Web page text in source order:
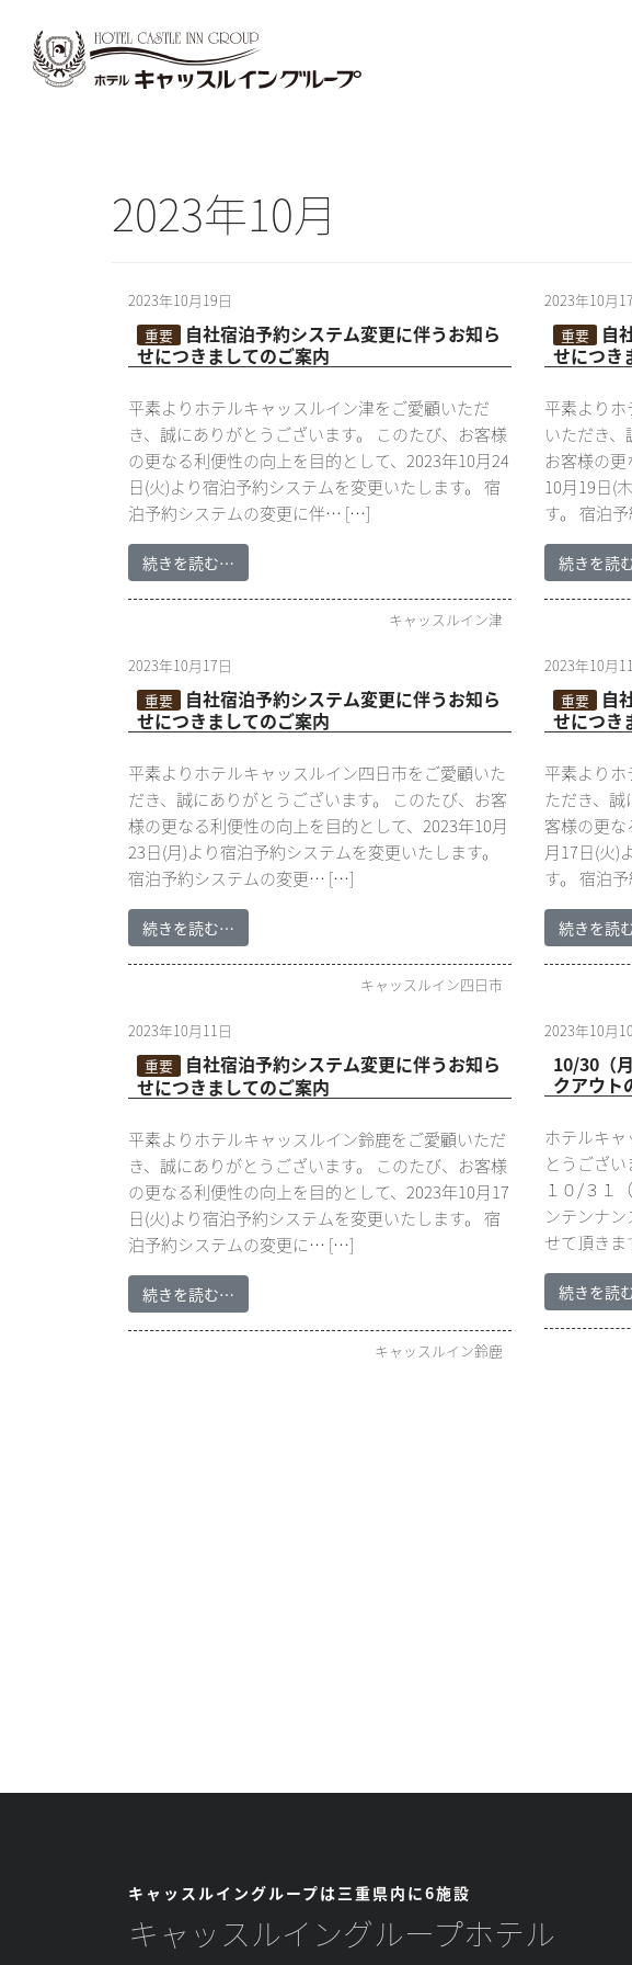
2023年10月
2023年10月19日
重要
自社宿泊予約システム変更に伴うお知ら
せにつきましてのご案内
平素よりホテルキャッスルイン津をご愛顧いただ
き、誠にありがとうございます。 このたび、お客様
の更なる利便性の向上を目的として、2023年10月24
日(火)より宿泊予約システムを変更いたします。 宿
泊予約システムの変更に伴… […]
続きを読む…
キャッスルイン津
2023年10月
重要
自
せにつき
平素より
いただき、
お客様の
10月19日(
す。 宿泊
続きを読
2023年10月17日
重要
自社宿泊予約システム変更に伴うお知ら
せにつきましてのご案内
平素よりホテルキャッスルイン四日市をご愛顧いた
だき、誠にありがとうございます。 このたび、お客
様の更なる利便性の向上を目的として、2023年10月
23日(月)より宿泊予約システムを変更いたします。
宿泊予約システムの変更… […]
続きを読む…
キャッスルイン四日市
2023年10月
重要
自
せにつき
平素より
ただき、誠
客様の更な
月17日(火)
す。 宿泊
続きを読
2023年10月11日
重要
自社宿泊予約システム変更に伴うお知ら
せにつきましてのご案内
平素よりホテルキャッスルイン鈴鹿をご愛顧いただ
き、誠にありがとうございます。 このたび、お客様
の更なる利便性の向上を目的として、2023年10月17
日(火)より宿泊予約システムを変更いたします。 宿
泊予約システムの変更に… […]
続きを読む…
キャッスルイン鈴鹿
2023年10月
10/30（
クアウト
ホテルキ
とうござ
１０/３１
ンテンナ
せて頂き
続きを読
キャッスルイングループは三重県内に6施設
キャッスルイングループホテル